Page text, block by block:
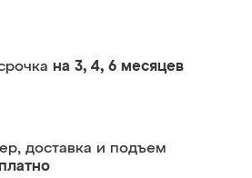
на 3, 4, 6 месяцев
доставка и подъем